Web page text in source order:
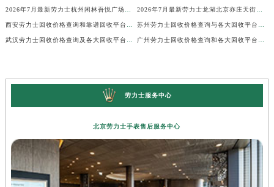
劳力士服务中心
北京劳力士手表售后服务中心